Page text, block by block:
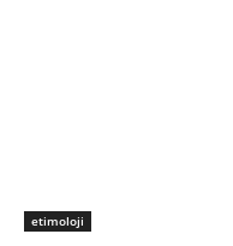
etimoloji